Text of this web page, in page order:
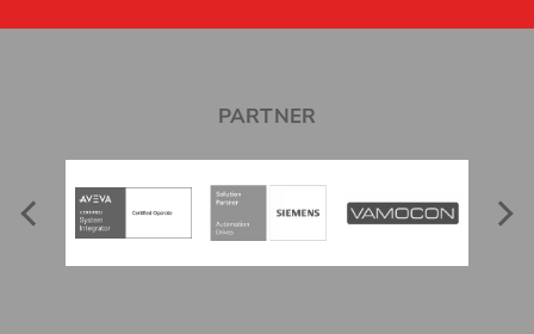
PARTNER